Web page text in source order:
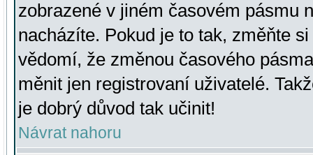
zobrazené v jiném časovém pásmu
nacházíte. Pokud je to tak, změňte
vědomí, že změnou časového
měnit jen registrovaní uživatelé.
je dobrý důvod tak učinit!
Návrat nahoru